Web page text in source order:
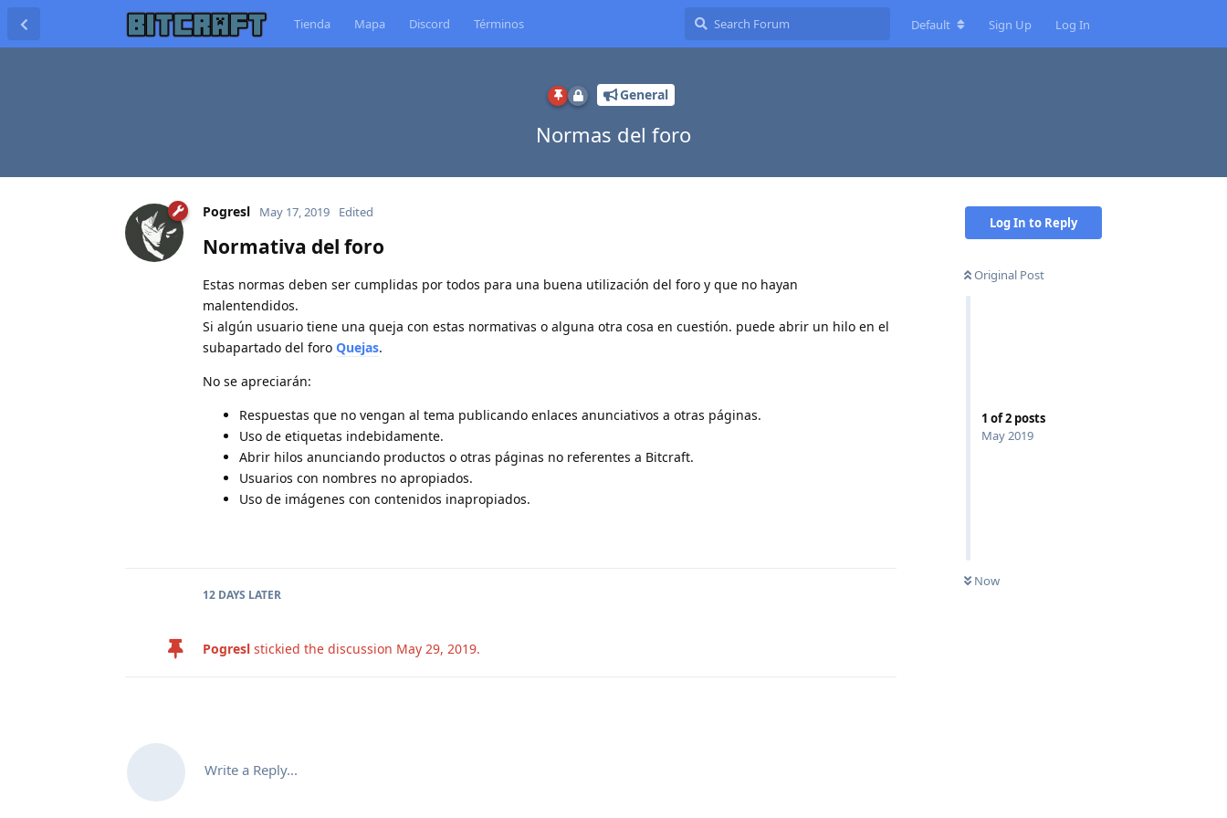
Tienda Mapa Discord Términos Default Sign Up Log In
General
Normas del foro
Log In to Reply
Original Post
1 of2 posts
May 2019
Now
Pogresl May 17, 2019 Edited
Normativa del foro
Estas normas deben ser cumplidas por todos para una buena utilización del foro y que no hayan
malentendidos.
Si algún usuario tiene una queja con estas normativas o alguna otra cosa en cuestión. puede abrir un hilo en el
subapartado del foro Quejas.
No se apreciarán:
Respuestas que no vengan al tema publicando enlaces anunciativos a otras páginas.
Uso de etiquetas indebidamente.
Abrir hilos anunciando productos o otras páginas no referentes a Bitcraft.
Usuarios con nombres no apropiados.
Uso de imágenes con contenidos inapropiados.
12 DAYS LATER
Pogresl stickied the discussion May 29, 2019.
Write a Reply...